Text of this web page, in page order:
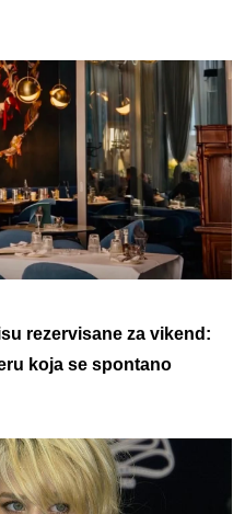
rezervisane za vikend:
koja se spontano